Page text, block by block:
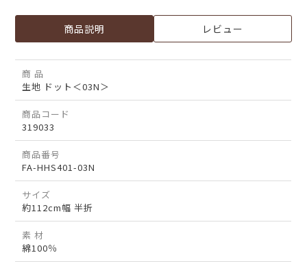
商品説明 レビュー
商 品
生地 ドット＜03N＞
商品コード
319033
商品番号
FA-HHS401-03N
サイズ
約112cm幅 半折
素 材
綿100％